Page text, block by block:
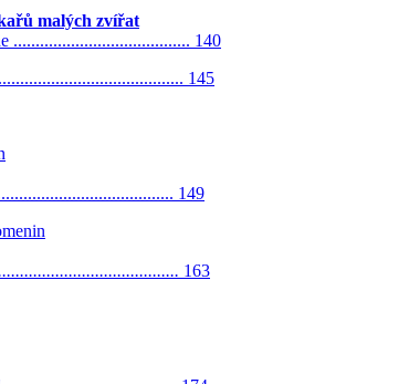
malých zvířat
140
145
149
163